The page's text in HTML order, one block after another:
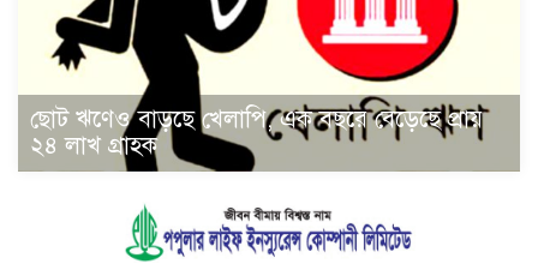
ছোট ঋণেও বাড়ছে খেলাপি, এক বছরে বেড়েছে প্রায়
২৪ লাখ গ্রাহক